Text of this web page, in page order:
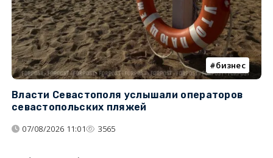
бизнес
Власти Севастополя услышали операторов
севастопольских пляжей
07/08/2026 11:01 3565